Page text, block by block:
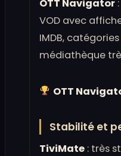
OTT Navigator
VOD avec
IMDB,
médiathèque
OTT
Stabilité et
TiviMate : très